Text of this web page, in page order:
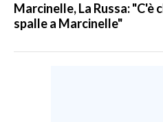
Marcinelle, La Russa:
spalle a Marcinelle"